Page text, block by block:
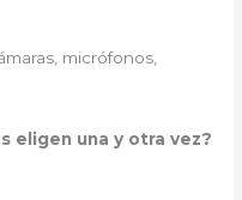
micrófonos,
eligen una y otra vez?